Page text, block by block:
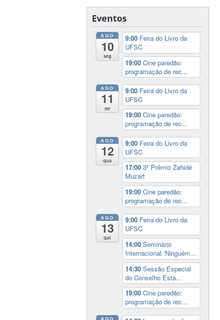
Eventos
AGO
10
seg
9:00 Feira do Livro da
UFSC
19:00Cine paredão:
programação de rec...
AGO
11
ter
9:00 Feira do Livro da
UFSC
19:00Cine paredão:
programação de rec...
AGO
12
qua
9:00 Feira do Livro da
UFSC
17:003º Prêmio Zahidé
Muzart
19:00Cine paredão:
programação de rec...
AGO
13
qui
9:00 Feira do Livro da
UFSC
14:00Seminário
Internacional ‘Ninguém...
14:30Sessão Especial
do Conselho Esta...
19:00Cine paredão:
programação de rec...
AGO